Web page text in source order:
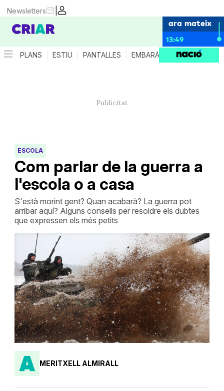
|
Newsletters
ara mateix
13:49
PLANS ESTIU PANTALLES EMBARÀS CRIANÇA
Com parlar de la guerra a
l'escola o a casa
ESCOLA
S'està morint gent? Quan acabarà? La guerra pot
arribar aquí? Alguns consells per resoldre els dubtes
que expressen els més petits
MERITXELL ALMIRALL